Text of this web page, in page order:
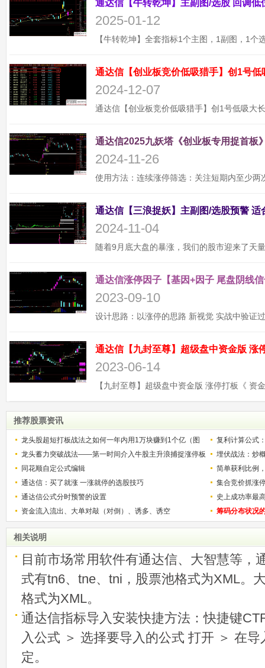
2025-01-12
通达信【创业板竞价低吸猎手】创1号
2024-12-07
通达信2025九妖塔《创业板专用捉首板
2024-11-26
2024-11-04
通达信涨停因子【基因+因子 尾盘阴线
2023-09-10
2023-06-14
推荐股票资讯
龙头股超短打板战法之如何一年内用1万块赚到1个亿（图
解）
复利计算公式
少？
龙头蓄力突破战法——第一时间介入牛股主升浪捕捉涨停板
的技巧（图解）
埋伏战法：炒
同花顺自定公式编辑
简单获利比例
用
通达信：买了就涨 一涨就停的选股技巧
集合竞价抓涨
通达信公式分时预警的设置
史上成功率最
称选股法宝！
资金流入流出、大单对敲（对倒）、诱多、诱空 筹码分布状况
相关说明
目前市场常用软件有通达信、大智慧等，
式有tn6、tne、tni，股票池格式为XML。
格式为XML。
通达信指标导入安装快捷方法：快捷键
入公式 ＞ 选择要导入的公式 打开 ＞ 在
定。